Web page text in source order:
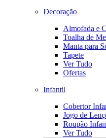
Decoração
Almofada e
Toalha de
Manta para
Tapete
Ver Tudo
Ofertas
Infantil
Cobertor
Jogo de
Roupão
Ver Tudo